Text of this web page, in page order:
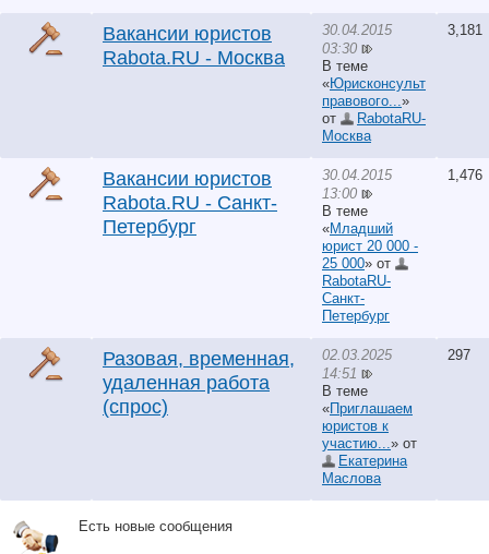
Вакансии юристов
Rabota.RU - Москва
30.04.2015
03:30
В теме
«Юрисконсульт
правового... »
от
RabotaRU-
Москва
3,181
Вакансии юристов
Rabota.RU - Санкт-
Петербург
30.04.2015
13:00
В теме
«Младший
юрист 20 000 -
25 000» от
RabotaRU-
Санкт-
Петербург
1,476
Разовая, временная,
удаленная работа
(спрос)
02.03.2025
14:51
В теме
«Приглашаем
юристов к
участию... » от
Екатерина
Маслова
297
Есть новые сообщения